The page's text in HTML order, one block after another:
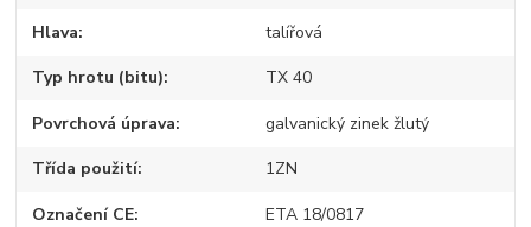
Hlava talířová
Typ hrotu (bitu) TX 40
Povrchová úprava galvanický zinek žlutý
Třída použití 1ZN
Označení CE ETA 18/0817